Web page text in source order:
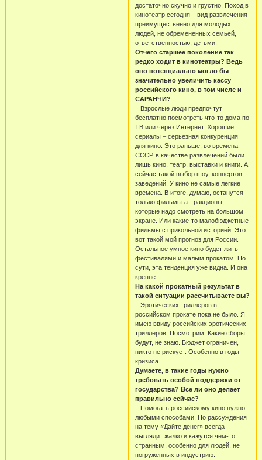
достаточно скучно и грустно. Поход в
кинотеатр сегодня – вид развлечения
преимущественно для молодых
людей, не обремененных семьей,
ответственностью, детьми.
Отчего старшее поколение так
редко ходит в кинотеатры? Ведь
оно потенциально могло бы
значительно увеличить кассу
российского кино, в том числе и
САРАНЧИ?
Взрослые люди предпочтут
бесплатно посмотреть что-то дома по
ТВ или через Интернет. Хорошие
сериалы – серьезная конкуренция
для кино. Это раньше, во времена
СССР, в качестве развлечений были
лишь кино, театр, выставки и книги. А
сейчас такой выбор шоу, концертов,
заведений! У кино не самые легкие
времена. В итоге, думаю, останутся
только фильмы-аттракционы,
которые надо смотреть на большом
экране. Или какие-то малобюджетные
фильмы с прикольной историей. Это
вот такой мой прогноз для России.
Остальное умное кино будет жить
фестивалями и малым прокатом. По
сути, эта тенденция уже видна. И она
крепнет.
На какой прокатный результат в
такой ситуации рассчитываете вы?
Эротических триллеров в
российском прокате пока не было. Я
имею ввиду российских эротических
триллеров. Посмотрим. Какие сборы
будут, не знаю. Бюджет ограничен,
никто не рискует. Особенно в годы
кризиса.
Думаете, в такие годы нужно
требовать особой поддержки от
государства? Все ли оно делает
правильно сейчас?
Помогать российскому кино нужно
любыми способами. Но рассуждения
на тему «Дайте денег» всегда
выглядит жалко и кажутся чем-то
странным, особенно для людей, не
погруженных в индустрию.